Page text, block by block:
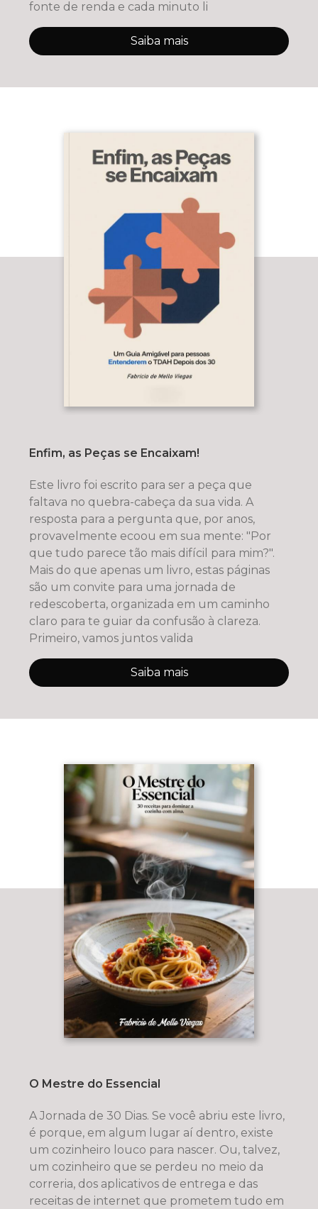
fonte de renda e cada minuto li
Saiba mais
Enfim, as Peças se Encaixam!
Este livro foi escrito para ser a peça que
faltava no quebra-cabeça da sua vida. A
resposta para a pergunta que, por anos,
provavelmente ecoou em sua mente: "Por
que tudo parece tão mais difícil para mim?".
Mais do que apenas um livro, estas páginas
são um convite para uma jornada de
redescoberta, organizada em um caminho
claro para te guiar da confusão à clareza.
Primeiro, vamos juntos valida
Saiba mais
O Mestre do Essencial
A Jornada de 30 Dias. Se você abriu este livro,
é porque, em algum lugar aí dentro, existe
um cozinheiro louco para nascer. Ou, talvez,
um cozinheiro que se perdeu no meio da
correria, dos aplicativos de entrega e das
receitas de internet que prometem tudo em